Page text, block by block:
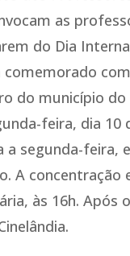
as
do Dia
comemorado
do município do
feira, dia 10
a segunda-feira,
A concentração
às 16h. Após